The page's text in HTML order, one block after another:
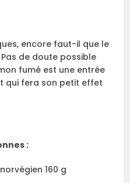
encore faut-il que le
de doute possible
fumé est une entrée
qui fera son petit effet
:
160 g